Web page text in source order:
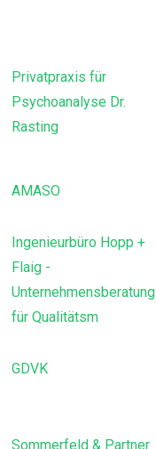
Privatpraxis für
Psychoanalyse Dr.
Rasting
AMASO
Ingenieurbüro Hopp +
Flaig -
Unternehmensberatung
für Qualitätsm
GDVK
Sommerfeld & Partner